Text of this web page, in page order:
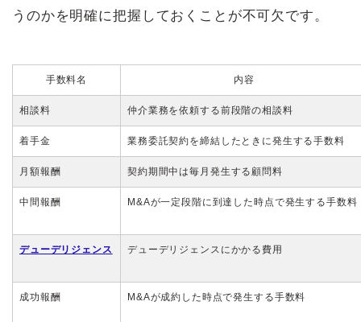
うのかを明確に把握しておくことが不可欠です。
手数料名 内容
相談料 仲介業務を依頼する前段階の相談料
着手金 業務委託契約を締結したときに発生する手数料
月額報酬 契約期間中は毎月発生する顧問料
中間報酬 M&Aが一定段階に到達した時点で発生する手数料
デューデリジェンス デューデリジェンスにかかる費用
成功報酬 M&Aが成約した時点で発生する手数料